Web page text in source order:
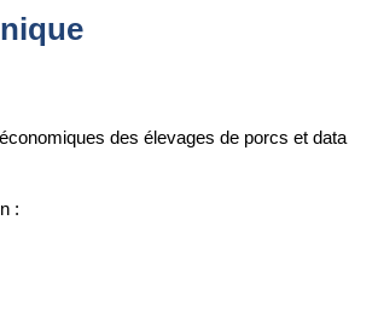
des élevages de porcs et data
: